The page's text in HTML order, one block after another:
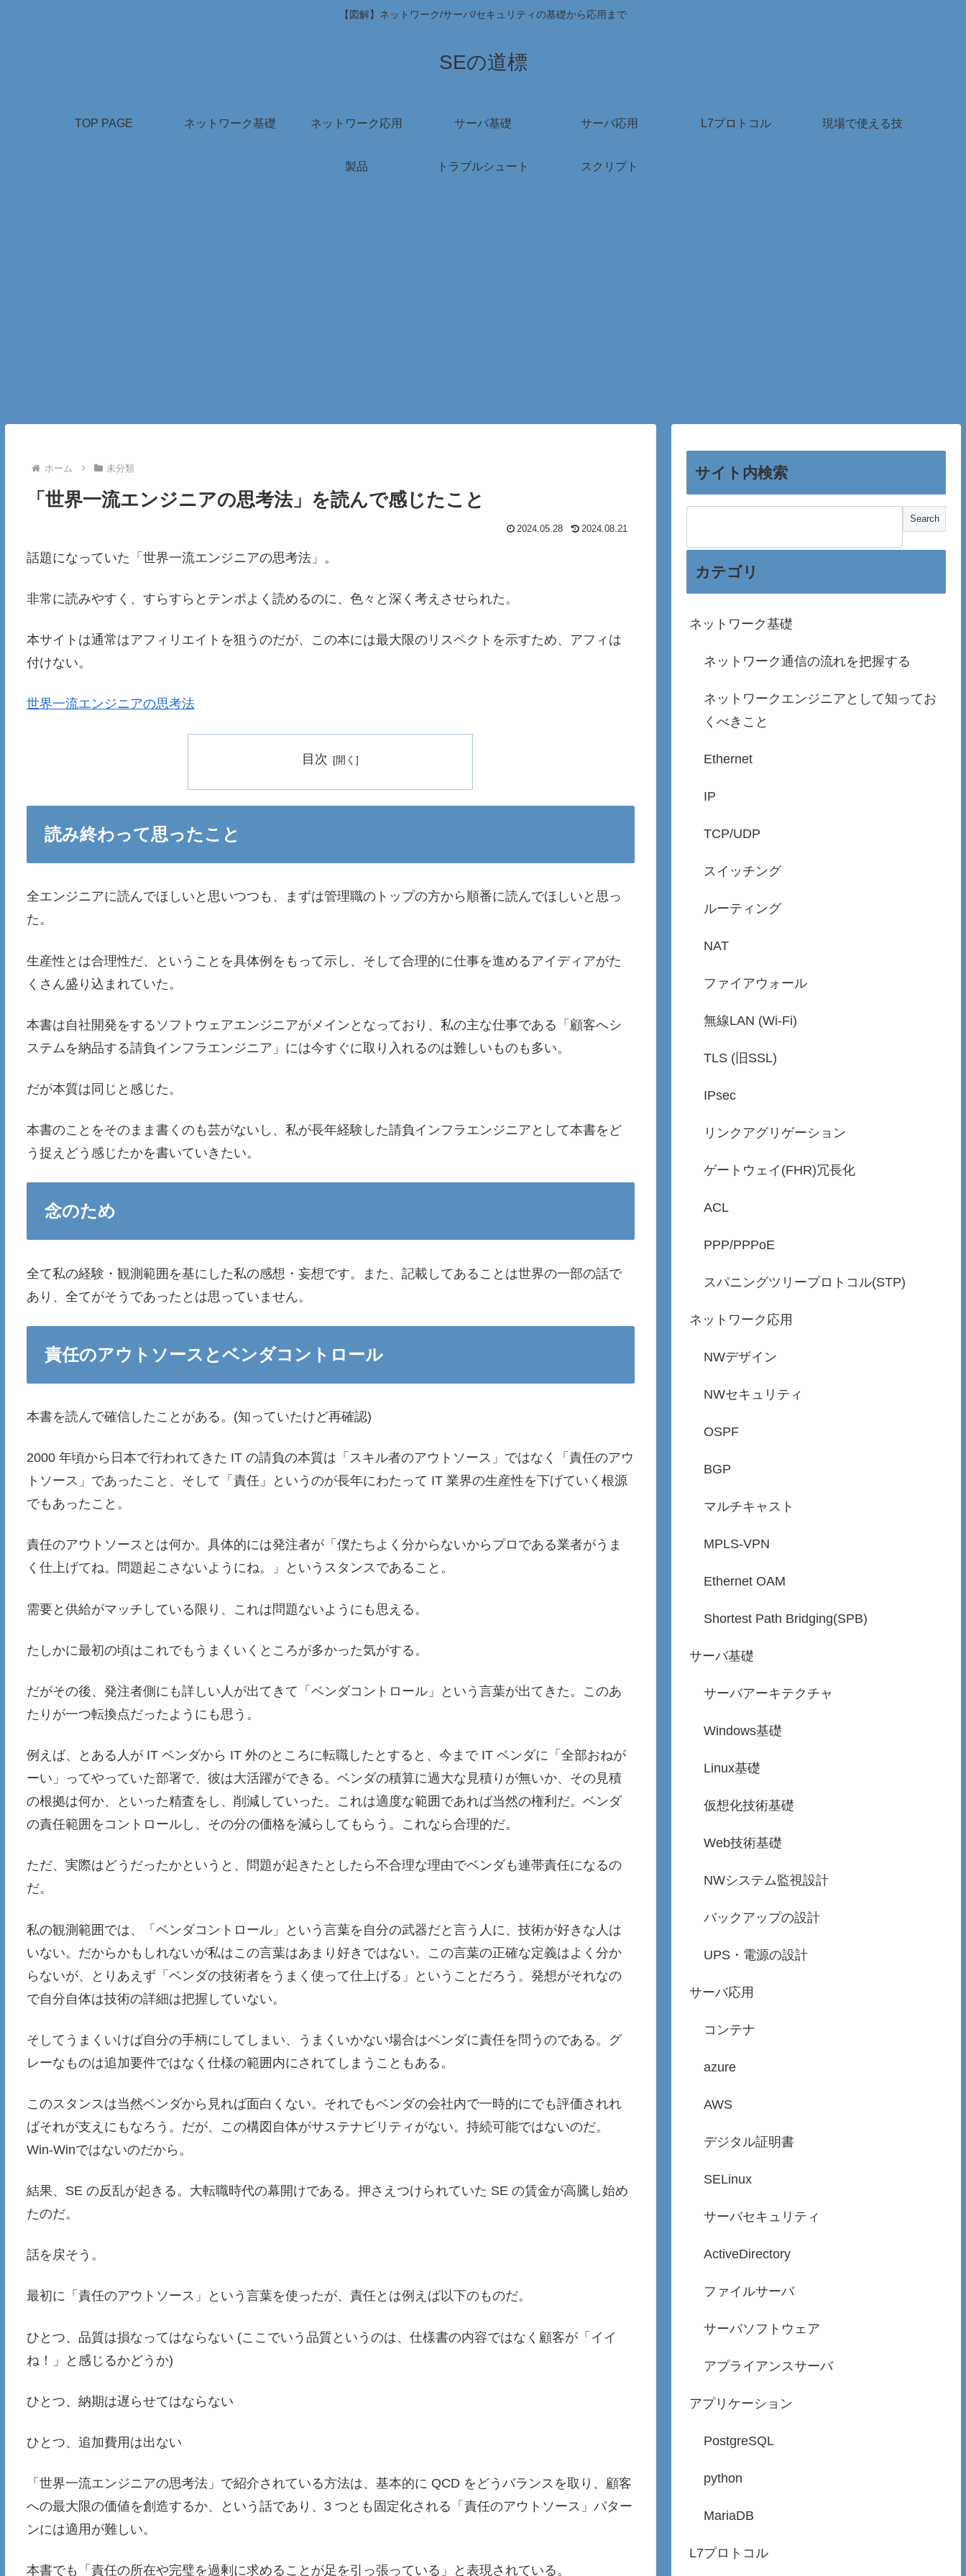
【図解】ネットワーク/サーバ/セキュリティの基礎から応用まで
SEの道標
TOP PAGE ネットワーク基礎 ネットワーク応用 サーバ基礎 サーバ応用 L7プロトコル 現場で使える技
製品 トラブルシュート スクリプト
ホーム 未分類
「世界一流エンジニアの思考法」を読んで感じたこと
2024.05.28 2024.08.21
話題になっていた「世界一流エンジニアの思考法」。
非常に読みやすく、すらすらとテンポよく読めるのに、色々と深く考えさせられた。
本サイトは通常はアフィリエイトを狙うのだが、この本には最大限のリスペクトを示すため、アフィは
付けない。
世界一流エンジニアの思考法
目次
読み終わって思ったこと
全エンジニアに読んでほしいと思いつつも、まずは管理職のトップの方から順番に読んでほしいと思っ
た。
生産性とは合理性だ、ということを具体例をもって示し、そして合理的に仕事を進めるアイディアがた
くさん盛り込まれていた。
本書は自社開発をするソフトウェアエンジニアがメインとなっており、私の主な仕事である「顧客へシ
ステムを納品する請負インフラエンジニア」には今すぐに取り入れるのは難しいものも多い。
だが本質は同じと感じた。
本書のことをそのまま書くのも芸がないし、私が長年経験した請負インフラエンジニアとして本書をど
う捉えどう感じたかを書いていきたい。
念のため
全て私の経験・観測範囲を基にした私の感想・妄想です。また、記載してあることは世界の一部の話で
あり、全てがそうであったとは思っていません。
責任のアウトソースとベンダコントロール
本書を読んで確信したことがある。(知っていたけど再確認)
2000 年頃から日本で行われてきた IT の請負の本質は「スキル者のアウトソース」ではなく「責任のアウ
トソース」であったこと、そして「責任」というのが長年にわたって IT 業界の生産性を下げていく根源
でもあったこと。
責任のアウトソースとは何か。具体的には発注者が「僕たちよく分からないからプロである業者がうま
く仕上げてね。問題起こさないようにね。」というスタンスであること。
需要と供給がマッチしている限り、これは問題ないようにも思える。
たしかに最初の頃はこれでもうまくいくところが多かった気がする。
だがその後、発注者側にも詳しい人が出てきて「ベンダコントロール」という言葉が出てきた。このあ
たりが一つ転換点だったようにも思う。
例えば、とある人が IT ベンダから IT 外のところに転職したとすると、今まで IT ベンダに「全部おねが
ーい」ってやっていた部署で、彼は大活躍ができる。ベンダの積算に過大な見積りが無いか、その見積
の根拠は何か、といった精査をし、削減していった。これは適度な範囲であれば当然の権利だ。ベンダ
の責任範囲をコントロールし、その分の価格を減らしてもらう。これなら合理的だ。
ただ、実際はどうだったかというと、問題が起きたとしたら不合理な理由でベンダも連帯責任になるの
だ。
私の観測範囲では、「ベンダコントロール」という言葉を自分の武器だと言う人に、技術が好きな人は
いない。だからかもしれないが私はこの言葉はあまり好きではない。この言葉の正確な定義はよく分か
らないが、とりあえず「ベンダの技術者をうまく使って仕上げる」ということだろう。発想がそれなの
で自分自体は技術の詳細は把握していない。
そしてうまくいけば自分の手柄にしてしまい、うまくいかない場合はベンダに責任を問うのである。グ
レーなものは追加要件ではなく仕様の範囲内にされてしまうこともある。
このスタンスは当然ベンダから見れば面白くない。それでもベンダの会社内で一時的にでも評価されれ
ばそれが支えにもなろう。だが、この構図自体がサステナビリティがない。持続可能ではないのだ。
Win-Winではないのだから。
結果、SE の反乱が起きる。大転職時代の幕開けである。押さえつけられていた SE の賃金が高騰し始め
たのだ。
話を戻そう。
最初に「責任のアウトソース」という言葉を使ったが、責任とは例えば以下のものだ。
ひとつ、品質は損なってはならない (ここでいう品質というのは、仕様書の内容ではなく顧客が「イイ
ね！」と感じるかどうか)
ひとつ、納期は遅らせてはならない
ひとつ、追加費用は出ない
「世界一流エンジニアの思考法」で紹介されている方法は、基本的に QCD をどうバランスを取り、顧客
への最大限の価値を創造するか、という話であり、3 つとも固定化される「責任のアウトソース」パター
ンには適用が難しい。
本書でも「責任の所在や完璧を過剰に求めることが足を引っ張っている」と表現されている。
サイト内検索
カテゴリ
ネットワーク基礎
ネットワーク通信の流れを把握する
ネットワークエンジニアとして知ってお
くべきこと
Ethernet
IP
TCP/UDP
スイッチング
ルーティング
NAT
ファイアウォール
無線LAN (Wi-Fi)
TLS (旧SSL)
IPsec
リンクアグリゲーション
ゲートウェイ(FHR)冗長化
ACL
PPP/PPPoE
スパニングツリープロトコル(STP)
ネットワーク応用
NWデザイン
NWセキュリティ
OSPF
BGP
マルチキャスト
MPLS-VPN
Ethernet OAM
Shortest Path Bridging(SPB)
サーバ基礎
サーバアーキテクチャ
Windows基礎
Linux基礎
仮想化技術基礎
Web技術基礎
NWシステム監視設計
バックアップの設計
UPS・電源の設計
サーバ応用
コンテナ
azure
AWS
デジタル証明書
SELinux
サーバセキュリティ
ActiveDirectory
ファイルサーバ
サーバソフトウェア
アプライアンスサーバ
アプリケーション
PostgreSQL
python
MariaDB
L7プロトコル